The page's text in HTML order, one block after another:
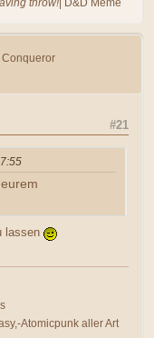
throw! | D&D Meme
Conqueror
#21
lassen
Atomicpunk aller Art